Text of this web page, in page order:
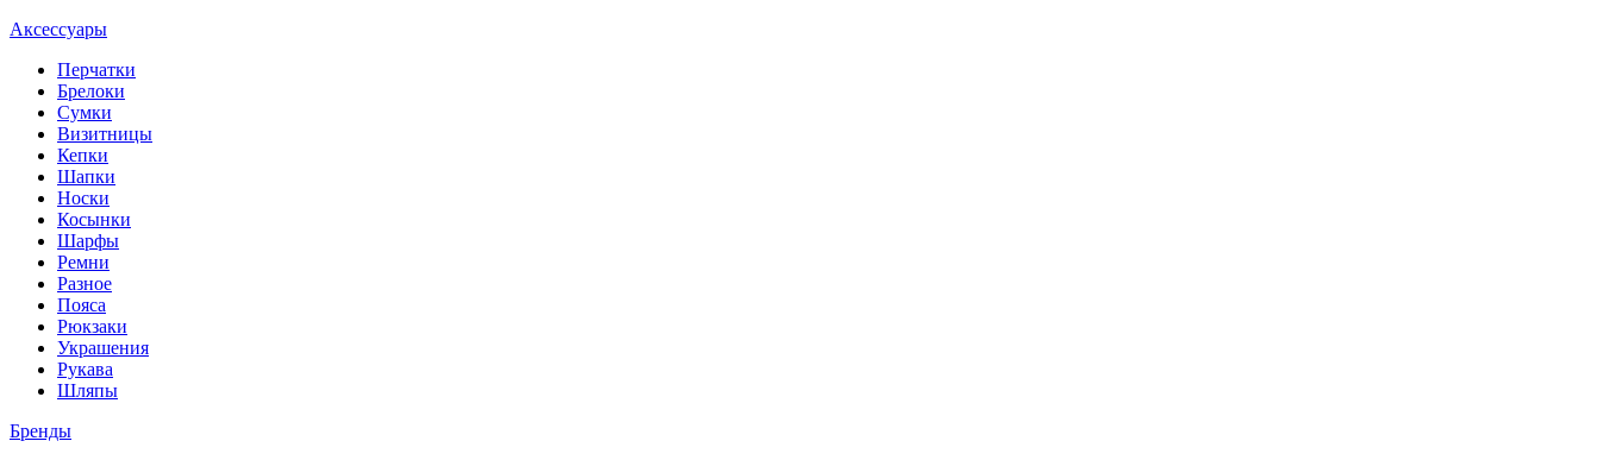
Аксессуары
Перчатки
Брелоки
Сумки
Визитницы
Кепки
Шапки
Носки
Косынки
Шарфы
Ремни
Разное
Пояса
Рюкзаки
Украшения
Рукава
Шляпы
Бренды